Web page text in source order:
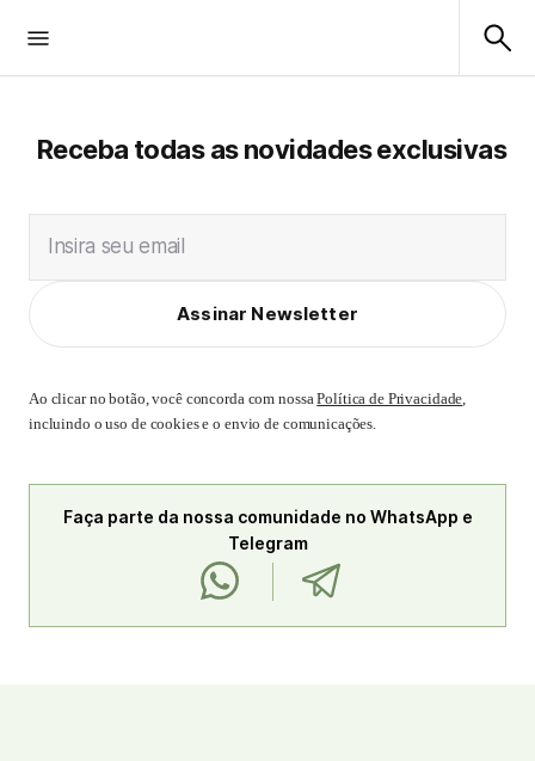
Receba todas as novidades exclusivas
Insira seu email
Assinar Newsletter
Ao clicar no botão, você concorda com nossaPolítica de Privacidade,
incluindo o uso de cookies e o envio de comunicações.
Faça parte da nossa comunidade no WhatsApp e
Telegram